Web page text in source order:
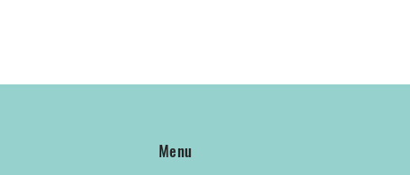
profiter des cours gratuits, rencontrer des professeurs et vous inscrire à l 'école !
Menu